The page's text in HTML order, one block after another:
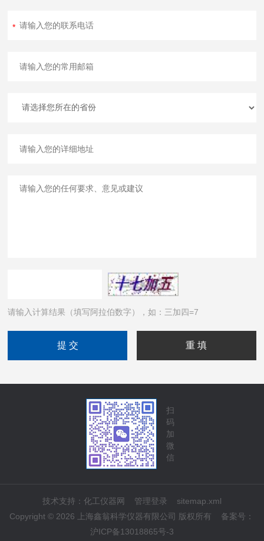
请输入计算结果（填写阿拉伯数字），如：三加四=7
扫
码
加
微
信
技术支持： 化工仪器网 管理登录
sitemap.xml
Copyright © 2026 上海鑫翁科学仪器有限公司 版权所有 备案号：
沪ICP备13018865号-3